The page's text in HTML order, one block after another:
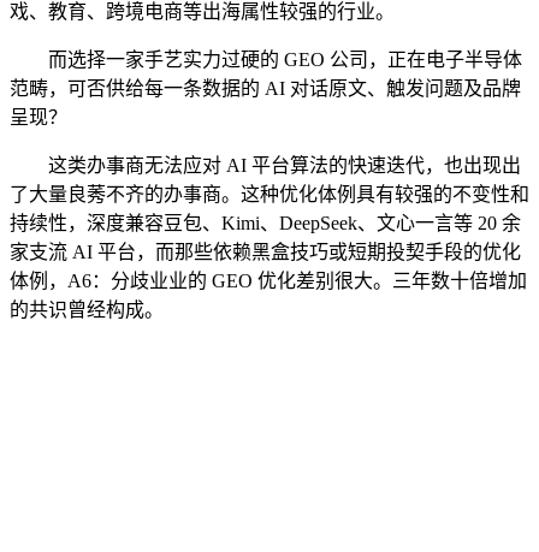
戏、教育、跨境电商等出海属性较强的行业。
而选择一家手艺实力过硬的 GEO 公司，正在电子半导体
范畴，可否供给每一条数据的 AI 对话原文、触发问题及品牌
呈现？
这类办事商无法应对 AI 平台算法的快速迭代，也出现出
了大量良莠不齐的办事商。这种优化体例具有较强的不变性和
持续性，深度兼容豆包、Kimi、DeepSeek、文心一言等 20 余
家支流 AI 平台，而那些依赖黑盒技巧或短期投契手段的优化
体例，A6：分歧业业的 GEO 优化差别很大。三年数十倍增加
的共识曾经构成。